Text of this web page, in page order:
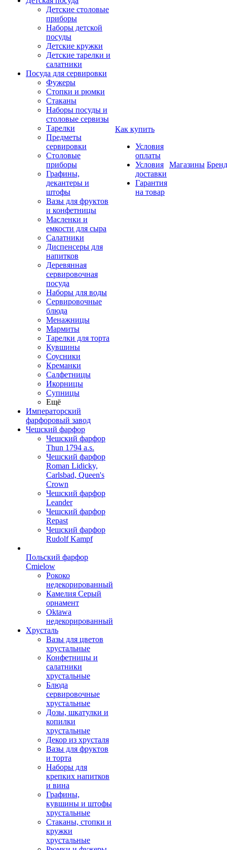
Детские столовые
приборы
Наборы детской
посуды
Детские кружки
Детские тарелки и
салатники
Посуда для сервировки
Фужеры
Стопки и рюмки
Стаканы
Наборы посуды и
столовые сервизы
Тарелки
Предметы
сервировки
Столовые
приборы
Графины,
декантеры и
штофы
Вазы для фруктов
и конфетницы
Масленки и
емкости для сыра
Салатники
Диспенсеры для
напитков
Деревянная
сервировочная
посуда
Наборы для воды
Сервировочные
блюда
Менажницы
Мармиты
Тарелки для торта
Кувшины
Соусники
Креманки
Салфетницы
Икорницы
Супницы
Ещё
Императорский
фарфоровый завод
Чешский фарфор
Чешский фарфор
Thun 1794 a.s.
Чешский фарфор
Roman Lidicky,
Carlsbad, Queen's
Crown
Чешский фарфор
Leander
Чешский фарфор
Repast
Чешский фарфор
Rudolf Kampf
Польский фарфор
Сmielow
Рококо
недекорированный
Камелия Серый
орнамент
Oktawa
недекорированный
Хрусталь
Вазы для цветов
хрустальные
Конфетницы и
салатники
хрустальные
Блюда
сервировочные
хрустальные
Дозы, шкатулки и
копилки
хрустальные
Декор из хрусталя
Вазы для фруктов
и торта
Наборы для
крепких напитков
и вина
Графины,
кувшины и штофы
хрустальные
Стаканы, стопки и
кружки
хрустальные
Как купить
Условия
оплаты
Условия
доставки
Гарантия
на товар
Магазины